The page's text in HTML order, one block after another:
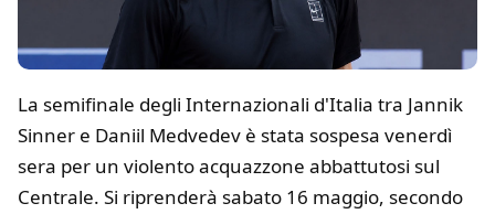
La semifinale degli Internazionali d'Italia tra Jannik
Sinner e Daniil Medvedev è stata sospesa venerdì
sera per un violento acquazzone abbattutosi sul
Centrale. Si riprenderà sabato 16 maggio, secondo